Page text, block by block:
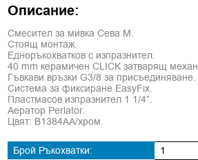
Описание:
Смесител за мивка Сева М.
Стоящ монтаж.
Едноръкохватков с изпразнител.
40 mm керамичен CLICK затварящ
Гъвкави връзки G3/8 за присъединяване.
Система за фиксиране EasyFix.
Пластмасов изпразнител 1 1/4”.
Аератор Perlator.
Цвят: В1384АА/хром.
Брой Ръкохватки:
1